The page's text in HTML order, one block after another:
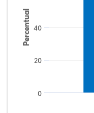
Percentual
0
20
40